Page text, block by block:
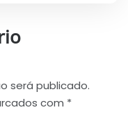
será publicado.
com *